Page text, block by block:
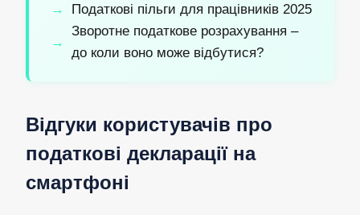
Податкові пільги для працівників 2025
Зворотне податкове розрахування –
до коли воно може відбутися?
Відгуки користувачів про
податкові декларації на
смартфоні